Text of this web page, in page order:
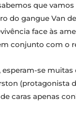
que
do gangue Van
face às
conjunto com o
esperam-se muitas
(protagonista
caras apenas